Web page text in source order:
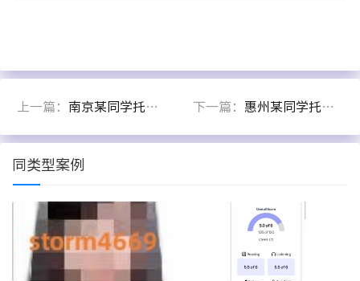
上一篇： 南京某同学托福保分出4.5分 下一篇： 惠州某同学托福大自拍出5.0分
同类型案例